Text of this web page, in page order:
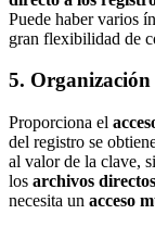
Puede haber varios
gran flexibilidad de
5.
Proporciona el
del registro se
al valor de la clave,
los archivos
necesita un acceso